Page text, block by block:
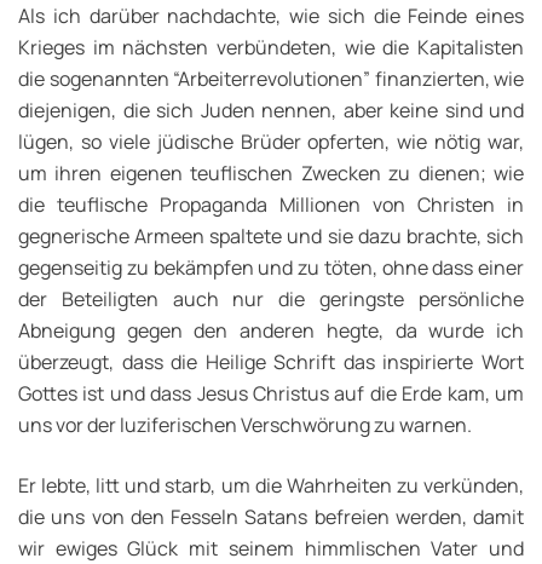
Als ich darüber nachdachte, wie sich die Feinde eines
Krieges im nächsten verbündeten, wie die Kapitalisten
die sogenannten “Arbeiterrevolutionen” finanzierten, wie
diejenigen, die sich Juden nennen, aber keine sind und
lügen, so viele jüdische Brüder opferten, wie nötig war,
um ihren eigenen teuflischen Zwecken zu dienen; wie
die teuflische Propaganda Millionen von Christen in
gegnerische Armeen spaltete und sie dazu brachte, sich
gegenseitig zu bekämpfen und zu töten, ohne dass einer
der Beteiligten auch nur die geringste persönliche
Abneigung gegen den anderen hegte, da wurde ich
überzeugt, dass die Heilige Schrift das inspirierte Wort
Gottes ist und dass Jesus Christus auf die Erde kam, um
uns vor der luziferischen Verschwörung zu warnen.
Er lebte, litt und starb, um die Wahrheiten zu verkünden,
die uns von den Fesseln Satans befreien werden, damit
wir ewiges Glück mit seinem himmlischen Vater und